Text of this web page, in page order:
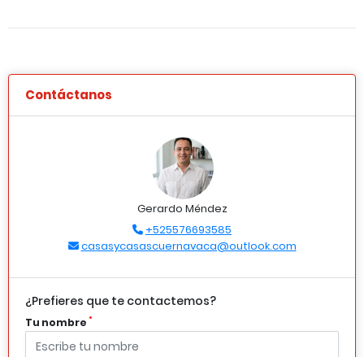
Contáctanos
Gerardo Méndez
+525576693585
casasycasascuernavaca@outlook.com
¿Prefieres que te contactemos?
Tu nombre *